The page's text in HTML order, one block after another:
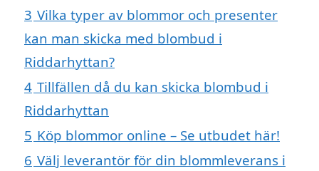
3 Vilka typer av blommor och presenter
kan man skicka med blombud i
Riddarhyttan?
4 Tillfällen då du kan skicka blombud i
Riddarhyttan
5 Köp blommor online – Se utbudet här!
6 Välj leverantör för din blommleverans i